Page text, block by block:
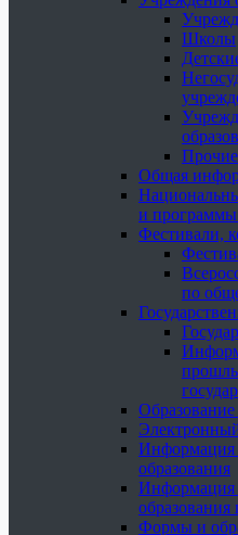
Школы
Прочие
Общая
и программы
Фестивали,
по
Образование
Информация
образования
Информация
образования
Формы и